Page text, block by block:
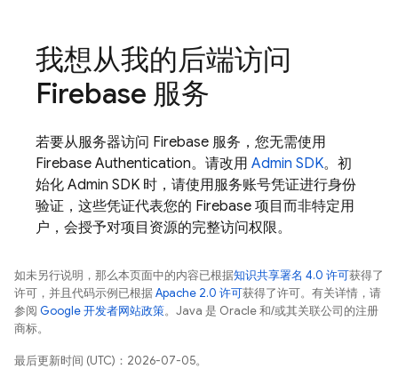
我想从我的后端访问
Firebase 服务
若要从服务器访问 Firebase 服务，您无需使用
Firebase Authentication。请改用 Admin SDK。初
始化 Admin SDK 时，请使用服务账号凭证进行身份
验证，这些凭证代表您的 Firebase 项目而非特定用
户，会授予对项目资源的完整访问权限。
如未另行说明，那么本页面中的内容已根据知识共享署名 4.0 许可获得了
许可，并且代码示例已根据Apache 2.0 许可获得了许可。有关详情，请
参阅 Google 开发者网站政策。Java 是 Oracle 和/或其关联公司的注册
商标。
最后更新时间 (UTC)：2026-07-05。